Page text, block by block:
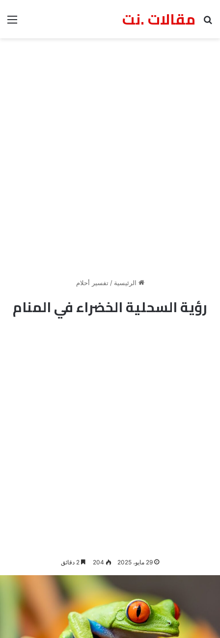
مقالات .نت
بحث عن
الرئيسية / تفسير أحلام
رؤية السحلية الخضراء في المنام
29 مايو، 2025 204